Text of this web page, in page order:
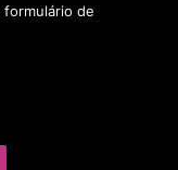
formulário de